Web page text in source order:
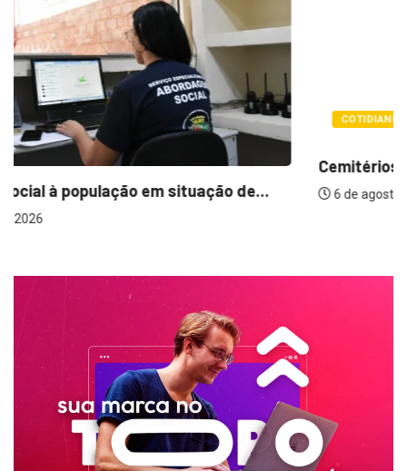
COTIDIANO
Cemitérios terão horário especial e missas no...
6 de agosto de 2026